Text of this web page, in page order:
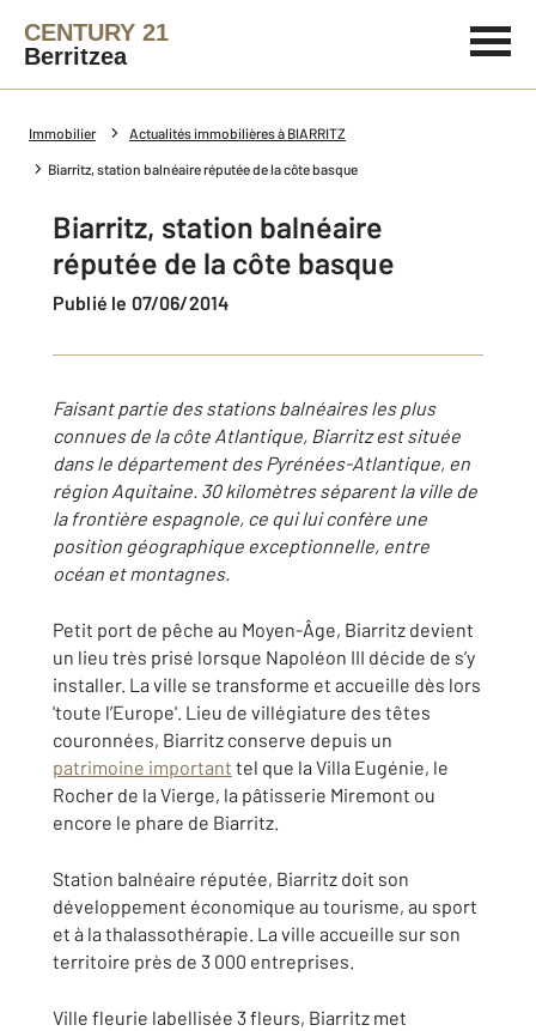
CENTURY 21
Berritzea
Immobilier Actualités immobilières à BIARRITZ
Biarritz, station balnéaire réputée de la côte basque
Biarritz, station balnéaire
réputée de la côte basque
Publié le 07/06/2014
Faisant partie des stations balnéaires les plus
connues de la côte Atlantique, Biarritz est située
dans le département des Pyrénées-Atlantique, en
région Aquitaine. 30 kilomètres séparent la ville de
la frontière espagnole, ce qui lui confère une
position géographique exceptionnelle, entre
océan et montagnes.
Petit port de pêche au Moyen-Âge, Biarritz devient
un lieu très prisé lorsque Napoléon III décide de s’y
installer. La ville se transforme et accueille dès lors
'toute l’Europe'. Lieu de villégiature des têtes
couronnées, Biarritz conserve depuis un
patrimoine important tel que la Villa Eugénie, le
Rocher de la Vierge, la pâtisserie Miremont ou
encore le phare de Biarritz.
Station balnéaire réputée, Biarritz doit son
développement économique au tourisme, au sport
et à la thalassothérapie. La ville accueille sur son
territoire près de 3 000 entreprises.
Ville fleurie labellisée 3 fleurs, Biarritz met